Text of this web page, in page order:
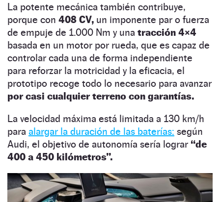
La potente mecánica también contribuye,
porque con 408 CV, un imponente par o fuerza
de empuje de 1.000 Nm y una tracción 4×4
basada en un motor por rueda, que es capaz de
controlar cada una de forma independiente
para reforzar la motricidad y la eficacia, el
prototipo recoge todo lo necesario para avanzar
por casi cualquier terreno con garantías.
La velocidad máxima está limitada a 130 km/h
para alargar la duración de las baterías: según
Audi, el objetivo de autonomía sería lograr “de
400 a 450 kilómetros”.